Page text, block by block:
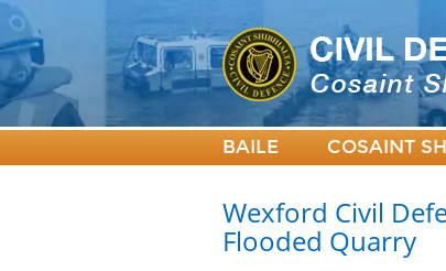
BAILE COSAINT
Wexford Civil
Flooded Quarry